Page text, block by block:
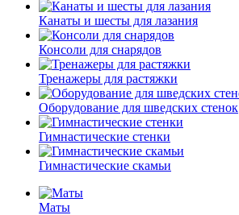
Канаты и шесты для лазания
Консоли для снарядов
Тренажеры для растяжки
Оборудование для шведских стенок
Гимнастические стенки
Гимнастические скамьи
Маты